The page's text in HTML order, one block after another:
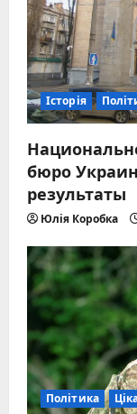
Історія
бюро
результаты
Юлія Коробка
Політика